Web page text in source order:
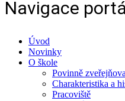
Navigace
Úvod
Novinky
O škole
Povinně
Charakteristika a
Pracoviště